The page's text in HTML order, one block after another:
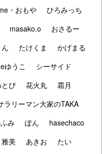
・おもや
ひろみっち
masako.o
おさるー
たけくま
かげまる
ゆうこ
シーサイド
び 花火丸
霜月
ラリーマン大家のTAKA
み ぽん
hasechaco
雅美 あきお
たい